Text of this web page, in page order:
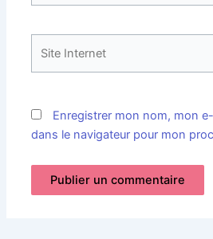
Internet
Enregistrer mon nom, mon
dans le navigateur pour mon